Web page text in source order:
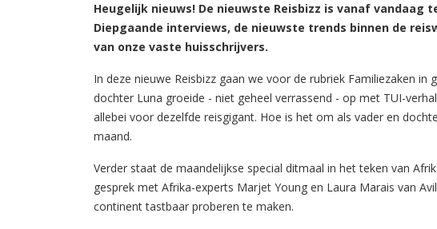
Heugelijk nieuws! De nieuwste Reisbizz is vanaf vandaag
Diepgaande interviews, de nieuwste trends binnen de
van onze vaste huisschrijvers.
In deze nieuwe Reisbizz gaan we voor de rubriek Familiezaken in
dochter Luna groeide - niet geheel verrassend - op met TUI-
allebei voor dezelfde reisgigant. Hoe is het om als vader en
maand.
Verder staat de maandelijkse special ditmaal in het teken van
gesprek met Afrika-experts Marjet Young en Laura Marais van
continent tastbaar proberen te maken.